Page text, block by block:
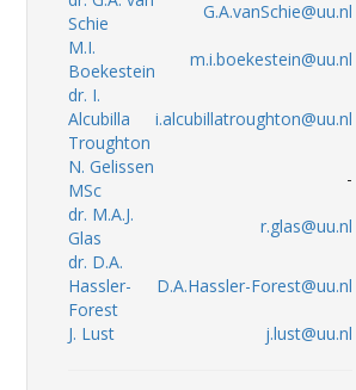
Schie
G.A.vanSchie@uu.nl
M.I.
Boekestein
m.i.boekestein@uu.nl
dr. I.
Alcubilla
Troughton
i.alcubillatroughton@uu.nl
N. Gelissen
MSc
-
dr. M.A.J.
Glas
r.glas@uu.nl
dr. D.A.
Hassler-
Forest
D.A.Hassler-Forest@uu.nl
J. Lust j.lust@uu.nl